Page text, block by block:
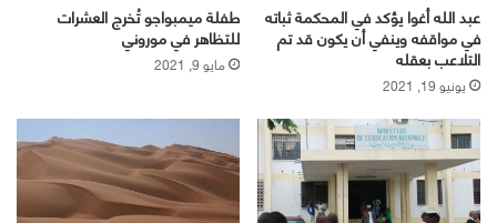
عبد الله أغوا يؤكد في المحكمة ثباته
في مواقفه وينفي أن يكون قد تم
التلاعب بعقله
يونيو 19, 2021
طفلة ميمبواجو تُخرج العشرات
للتظاهر في موروني
مايو 9, 2021